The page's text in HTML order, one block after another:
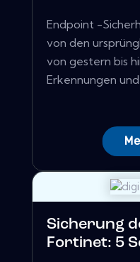
Endpoint -
von den
von gestern bis
Erkennungen
Sicherung
Fortinet: 5